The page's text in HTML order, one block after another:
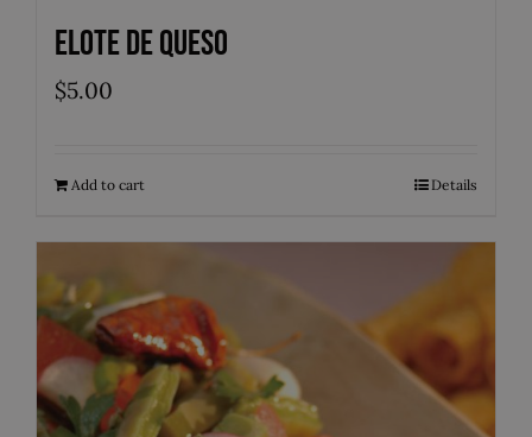
Elote de Queso
$5.00
Add to cart Details